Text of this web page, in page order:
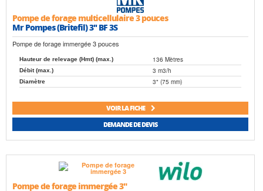
Pompe de forage multicellulaire 3 pouces
Mr Pompes (Britefil) 3'' BF 3S
Pompe de forage immergée 3 pouces
Hauteur de relevage (Hmt) (max.) 136 Mètres
Débit (max.) 3 m3/h
Diamètre 3" (75 mm)
VOIR LA FICHE
DEMANDE DE DEVIS
Pompe de forage immergée 3"